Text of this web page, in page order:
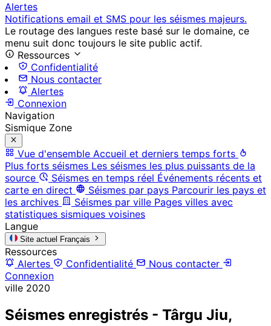
Alertes
Notifications email et SMS pour les séismes majeurs.
Le routage des langues reste basé sur le domaine, ce
menu suit donc toujours le site public actif.
Ressources
Confidentialité
Nous contacter
Alertes
Connexion
Navigation
Sismique Zone
Vue d'ensemble Accueil et derniers temps forts
Plus forts séismes Les séismes les plus puissants de la
source
Séismes en temps réel Événements récents et
carte en direct
Séismes par pays Parcourir les pays et
les archives
Séismes par ville Pages villes avec
statistiques sismiques voisines
Langue
Site actuel Français
Ressources
Alertes
Confidentialité
Nous contacter
Connexion
ville 2020
Séismes enregistrés - Târgu Jiu,